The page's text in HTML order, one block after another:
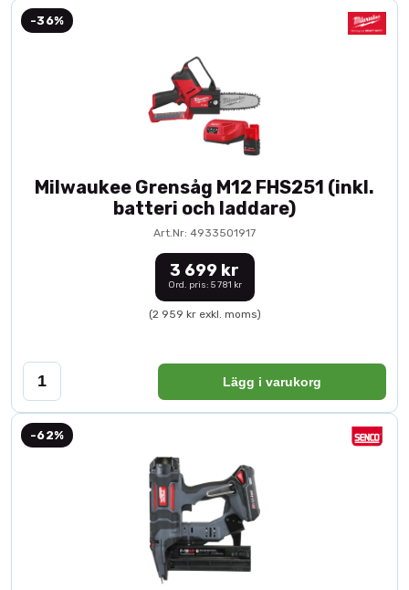
-36%
Milwaukee Grensåg M12 FHS251 (inkl.
batteri och laddare)
Art.Nr: 4933501917
3 699 kr
Ord. pris: 5 781 kr
(2 959 kr exkl. moms)
Lägg i varukorg
-62%